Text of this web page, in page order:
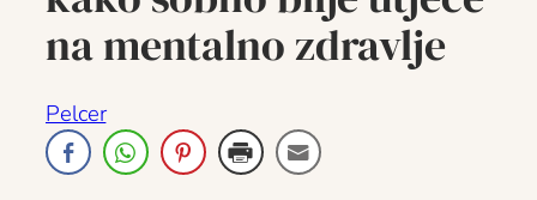
na mentalno zdravlje
Pelcer